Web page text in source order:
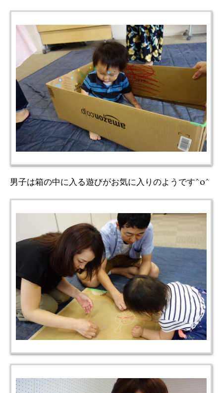
男子は箱の中に入る遊びがお気に入りのようです^o^